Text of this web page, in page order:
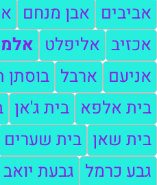
אביבים אבן מנחם
אכזיב אליפלט
אניעם ארבל בוסתן
בית אלפא בית ג'אן
בית שאן בית שערים
גבע כרמל גבעת יואב